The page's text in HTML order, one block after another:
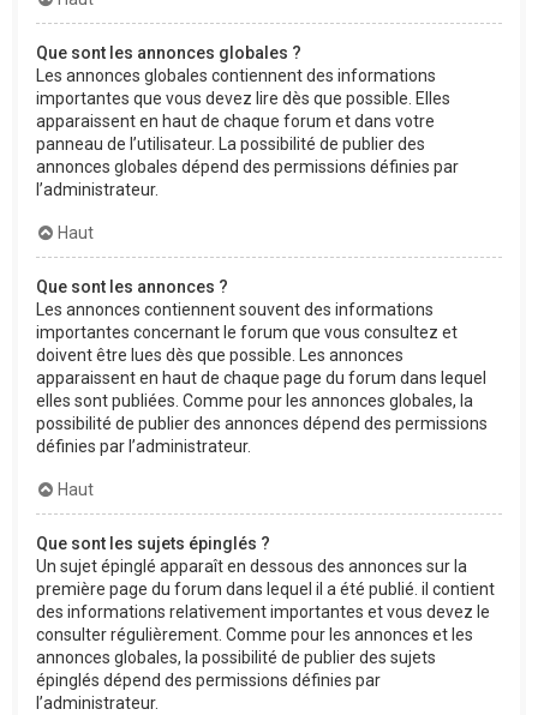
Que sont les annonces globales ?
Les annonces globales contiennent des informations
importantes que vous devez lire dès que possible. Elles
apparaissent en haut de chaque forum et dans votre
panneau de l’utilisateur. La possibilité de publier des
annonces globales dépend des permissions définies par
l’administrateur.
Haut
Que sont les annonces ?
Les annonces contiennent souvent des informations
importantes concernant le forum que vous consultez et
doivent être lues dès que possible. Les annonces
apparaissent en haut de chaque page du forum dans lequel
elles sont publiées. Comme pour les annonces globales, la
possibilité de publier des annonces dépend des permissions
définies par l’administrateur.
Haut
Que sont les sujets épinglés ?
Un sujet épinglé apparaît en dessous des annonces sur la
première page du forum dans lequel il a été publié. il contient
des informations relativement importantes et vous devez le
consulter régulièrement. Comme pour les annonces et les
annonces globales, la possibilité de publier des sujets
épinglés dépend des permissions définies par
l’administrateur.